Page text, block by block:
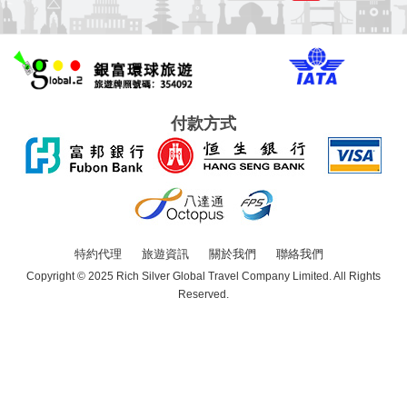
付款方式
特約代理 旅遊資訊 關於我們 聯絡我們
Copyright © 2025 Rich Silver Global Travel Company Limited. All Rights
Reserved.